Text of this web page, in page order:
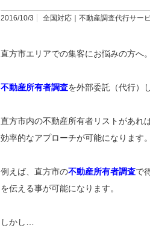
2016/10/3 全国対応｜不動産調査代行サー
直方市エリアでの集客にお悩みの方へ
不動産所有者調査を外部委託（代行）
直方市内の不動産所有者リストがあれ
効率的なアプローチが可能になります
例えば、直方市の不動産所有者調査で
を伝える事が可能になります。
しかし…